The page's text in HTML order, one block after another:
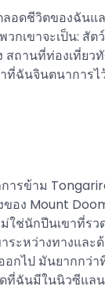
อดชีวิตของฉัน
กเขาจะเป็น: สั
ถานที่ท่องเที่ย
ฉันจินตนาการไ
ารข้าม
อง Mount
ใช่นักปีนเขาที่ร
ระหว่างทางและ
อกไป มันยากกว่
ที่ฉันมีในนิวซีแล